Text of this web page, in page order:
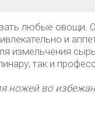
любые
и
измельчения
так и
ножей во